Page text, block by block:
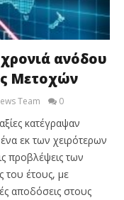
ανόδου
Μετοχών
Team 0
κατέγραψαν
εκ των χειρότερων
προβλέψεις των
του έτους, με
αποδόσεις στους